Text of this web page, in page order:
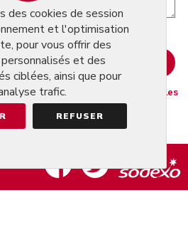
acceptez nosconditions générales
des cookies de session
et l'optimisation
pour vous offrir des
et des
ciblées, ainsi que pour
trafic.
REFUSER